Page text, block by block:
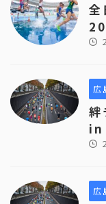
全
広
絆
in
広